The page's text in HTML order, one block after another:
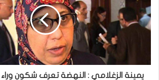
يمينة الزغلامي : النهضة تعرف شكون وراء